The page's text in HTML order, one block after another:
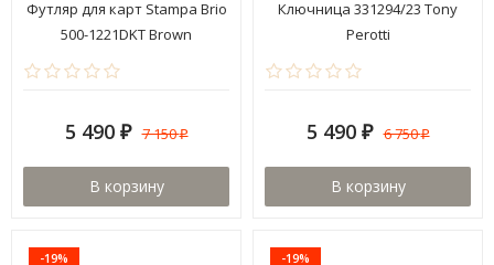
Футляр для карт Stampa Brio
500-1221DKT Brown
5 490 ₽ 7 150₽
В корзину
Ключница 331294/23 Tony
Perotti
5 490 ₽ 6 750₽
В корзину
-19% -19%